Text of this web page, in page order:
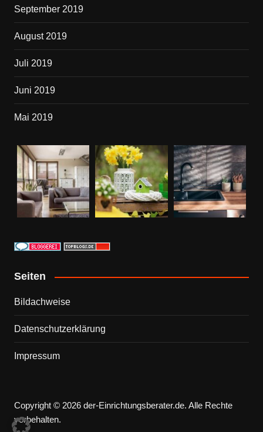
September 2019
August 2019
Juli 2019
Juni 2019
Mai 2019
Seiten
Bildachweise
Datenschutzerklärung
Impressum
Copyright © 2026 der-Einrichtungsberater.de. Alle Rechte
vorbehalten.